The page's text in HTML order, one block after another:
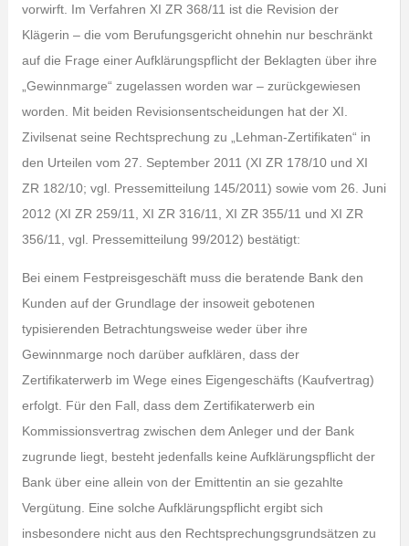
vorwirft. Im Verfahren XI ZR 368/11 ist die Revision der
Klägerin – die vom Berufungsgericht ohnehin nur beschränkt
auf die Frage einer Aufklärungspflicht der Beklagten über ihre
„Gewinnmarge“ zugelassen worden war – zurückgewiesen
worden. Mit beiden Revisionsentscheidungen hat der XI.
Zivilsenat seine Rechtsprechung zu „Lehman-Zertifikaten“ in
den Urteilen vom 27. September 2011 (XI ZR 178/10 und XI
ZR 182/10; vgl. Pressemitteilung 145/2011) sowie vom 26. Juni
2012 (XI ZR 259/11, XI ZR 316/11, XI ZR 355/11 und XI ZR
356/11, vgl. Pressemitteilung 99/2012) bestätigt:
Bei einem Festpreisgeschäft muss die beratende Bank den
Kunden auf der Grundlage der insoweit gebotenen
typisierenden Betrachtungsweise weder über ihre
Gewinnmarge noch darüber aufklären, dass der
Zertifikaterwerb im Wege eines Eigengeschäfts (Kaufvertrag)
erfolgt. Für den Fall, dass dem Zertifikaterwerb ein
Kommissionsvertrag zwischen dem Anleger und der Bank
zugrunde liegt, besteht jedenfalls keine Aufklärungspflicht der
Bank über eine allein von der Emittentin an sie gezahlte
Vergütung. Eine solche Aufklärungspflicht ergibt sich
insbesondere nicht aus den Rechtsprechungsgrundsätzen zu